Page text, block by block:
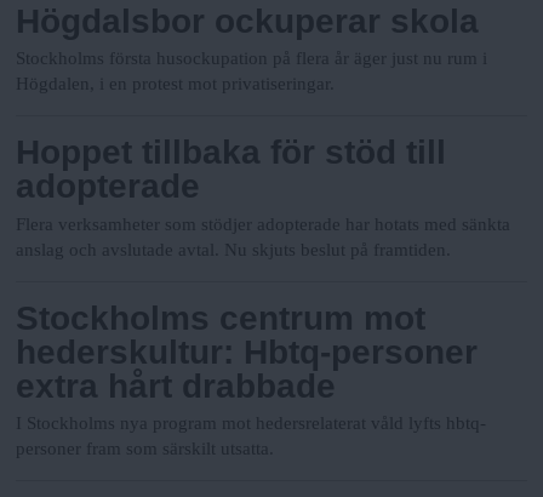
Högdalsbor ockuperar skola
Stockholms första husockupation på flera år äger just nu rum i
Högdalen, i en protest mot privatiseringar.
Hoppet tillbaka för stöd till
adopterade
Flera verksamheter som stödjer adopterade har hotats med sänkta
anslag och avslutade avtal. Nu skjuts beslut på framtiden.
Stockholms centrum mot
hederskultur: Hbtq-personer
extra hårt drabbade
I Stockholms nya program mot hedersrelaterat våld lyfts hbtq-
personer fram som särskilt utsatta.